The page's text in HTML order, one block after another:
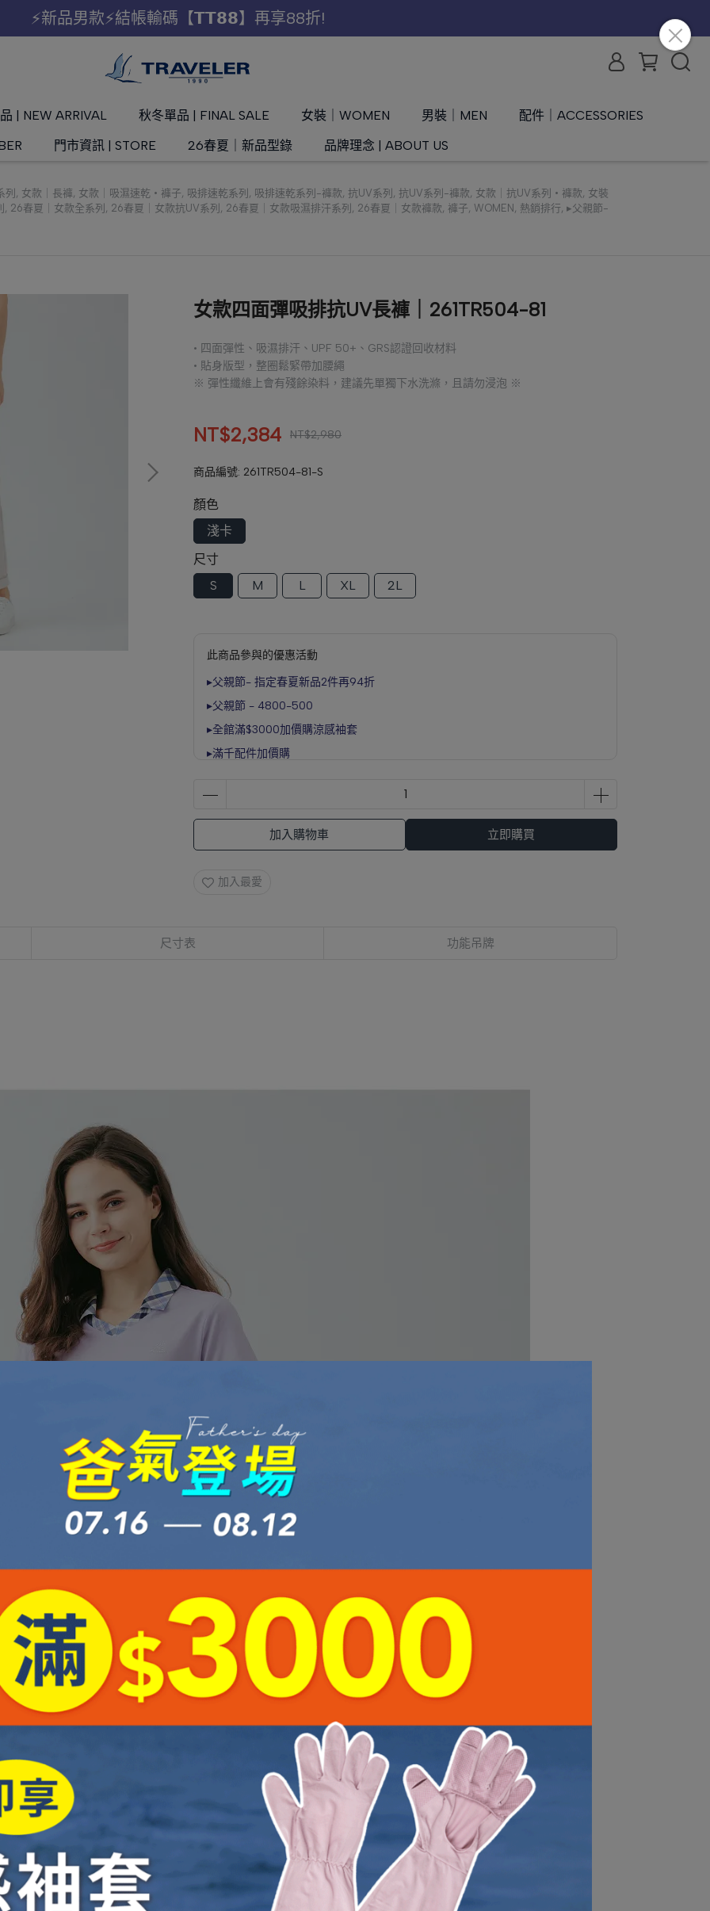
⚡新品男款⚡結帳輸碼【𝗧𝗧𝟴𝟴】再享88折!
| NEW ARRIVAL 秋冬單品 | FINAL SALE 女裝｜WOMEN 男裝｜MEN
配件｜ACCESSORIES
門市資訊 | STORE 26春夏｜新品型錄 品牌理念 | ABOUT US
列 , 女款｜長褲, 女款｜吸濕速乾 • 褲子, 吸排速乾系列 , 吸排速乾系列-褲款, 抗UV系列 , 抗UV系列-褲款, 女款｜抗UV系列 • 褲款, 女裝
, 26春夏｜女款全系列 , 26春夏｜女款抗UV系列 , 26春夏｜女款吸濕排汗系列 , 26春夏｜女款褲款, 褲子, WOMEN , 熱銷排行, ▸父親節-
女款四面彈吸排抗UV長褲｜261TR504-81
• 四面彈性、吸濕排汗、UPF 50+、GRS認證回收材料
• 貼身版型，整圈鬆緊帶加腰繩
※ 彈性纖維上會有殘餘染料，建議先單獨下水洗滌，且請勿浸泡 ※
NT$2,384 NT$2,980
商品編號: 261TR504-81-S
顏色
淺卡
尺寸
S
M L XL 2L
此商品參與的優惠活動
▸父親節- 指定春夏新品2件再94折
▸父親節 - 4800-500
▸全館滿$3000加價購涼感袖套
▸滿千配件加價購
加入購物車 立即購買
加入最愛
尺寸表 功能吊牌